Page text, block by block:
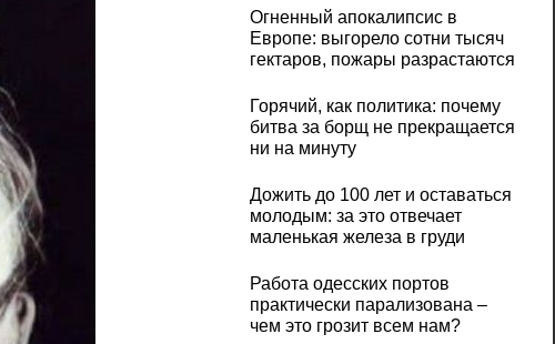
Огненный апокалипсис в
Европе: выгорело сотни тысяч
гектаров, пожары разрастаются
Горячий, как политика: почему
битва за борщ не прекращается
ни на минуту
Дожить до 100 лет и оставаться
молодым: за это отвечает
маленькая железа в груди
Работа одесских портов
практически парализована –
чем это грозит всем нам?